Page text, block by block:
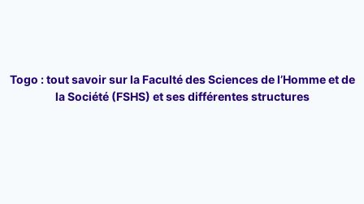
Togo : tout savoir sur la Faculté des Sciences de l’Homme et de
la Société (FSHS) et ses différentes structures